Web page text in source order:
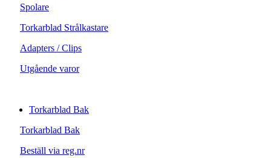
Spolare
Torkarblad Strålkastare
Adapters / Clips
Utgående varor
Torkarblad Bak
Torkarblad Bak
Beställ via reg.nr